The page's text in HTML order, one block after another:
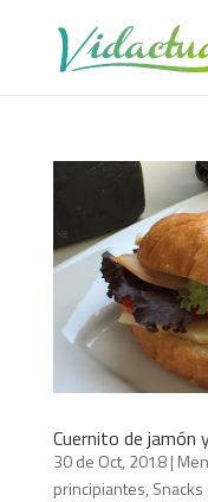
Cuernito de jamón
30 de Oct, 2018|
principiantes, Snacks